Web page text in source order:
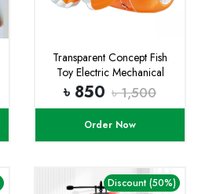
Transparent Concept Fish
Toy Electric Mechanical
Gear Fish with Colorful Light
and Charming Music,
Moving Gears, Great
Birthday Gift Little Kids for
৳ 850 ৳ 1,500
Order Now
Discount (50%)